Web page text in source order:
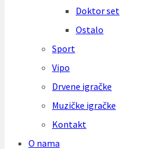
Doktor set
Ostalo
Sport
Vipo
Drvene igračke
Muzičke igračke
Kontakt
O nama